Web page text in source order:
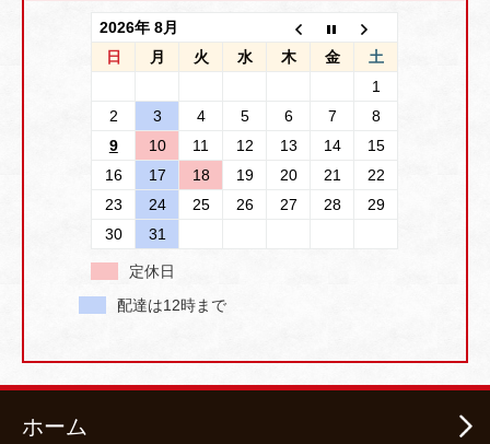
2026年 8月
日
月 火 水 木 金
土
1
2
3 4 5 6 7
8
9
10 11 12 13 14
15
16
17 18 19 20 21
22
23
24 25 26 27 28
29
30
31
定休日
配達は12時まで
ホーム